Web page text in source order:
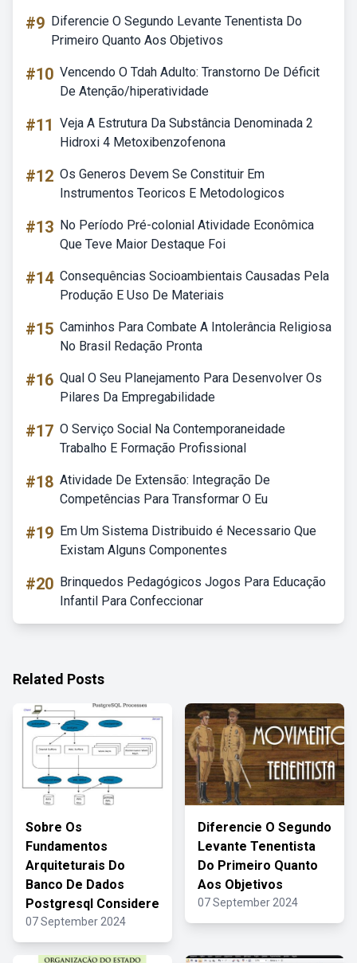
#9 Diferencie O Segundo Levante Tenentista Do
Primeiro Quanto Aos Objetivos
#10 Vencendo O Tdah Adulto: Transtorno De Déficit
De Atenção/hiperatividade
#11 Veja A Estrutura Da Substância Denominada 2
Hidroxi 4 Metoxibenzofenona
#12 Os Generos Devem Se Constituir Em
Instrumentos Teoricos E Metodologicos
#13 No Período Pré-colonial Atividade Econômica
Que Teve Maior Destaque Foi
#14 Consequências Socioambientais Causadas Pela
Produção E Uso De Materiais
#15 Caminhos Para Combate A Intolerância Religiosa
No Brasil Redação Pronta
#16 Qual O Seu Planejamento Para Desenvolver Os
Pilares Da Empregabilidade
#17 O Serviço Social Na Contemporaneidade
Trabalho E Formação Profissional
#18 Atividade De Extensão: Integração De
Competências Para Transformar O Eu
#19 Em Um Sistema Distribuido é Necessario Que
Existam Alguns Componentes
#20 Brinquedos Pedagógicos Jogos Para Educação
Infantil Para Confeccionar
Related Posts
Sobre Os
Fundamentos
Arquiteturais Do
Banco De Dados
Postgresql Considere
07 September 2024
Diferencie O Segundo
Levante Tenentista
Do Primeiro Quanto
Aos Objetivos
07 September 2024